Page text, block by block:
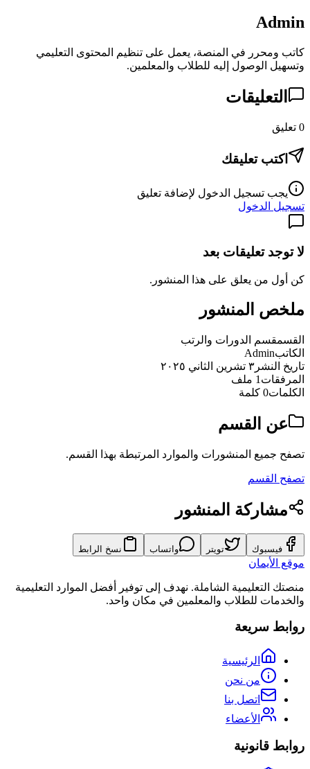
Admin
كاتب ومحرر في المنصة، يعمل على تنظيم المحتوى التعليمي
وتسهيل الوصول إليه للطلاب والمعلمين.
التعليقات
0 تعليق
اكتب تعليقك
يجب تسجيل الدخول لإضافة تعليق
تسجيل الدخول
لا توجد تعليقات بعد
كن أول من يعلق على هذا المنشور.
ملخص المنشور
القسمقسم الدورات والرتب
الكاتبAdmin
تاريخ النشر ٣ تشرين الثاني ٢٠٢٥
المرفقات 1 ملف
الكلمات0 كلمة
عن القسم
تصفح جميع المنشورات والموارد المرتبطة بهذا القسم.
تصفح القسم
مشاركة المنشور
فيسبوك تويتر واتساب نسخ الرابط
موقع الأيمان
منصتك التعليمية الشاملة. نهدف إلى توفير أفضل الموارد التعليمية
والخدمات للطلاب والمعلمين في مكان واحد.
روابط سريعة
الرئيسية
من نحن
اتصل بنا
الأعضاء
روابط قانونية